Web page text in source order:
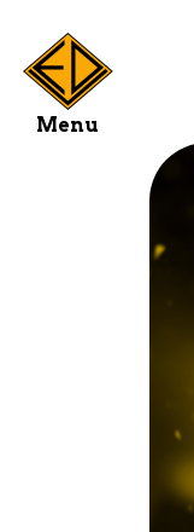
Menu